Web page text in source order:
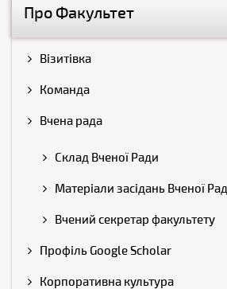
Про Факультет
Візитівка
Команда
Вчена рада
Склад Вченої Ради
Матеріали засідань Вченої
Вчений секретар факультету
Профіль Google Scholar
Корпоративна культура